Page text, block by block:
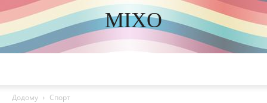
MIXO
DISCOVER THE ART OF PUBLISHING
Додому Спорт